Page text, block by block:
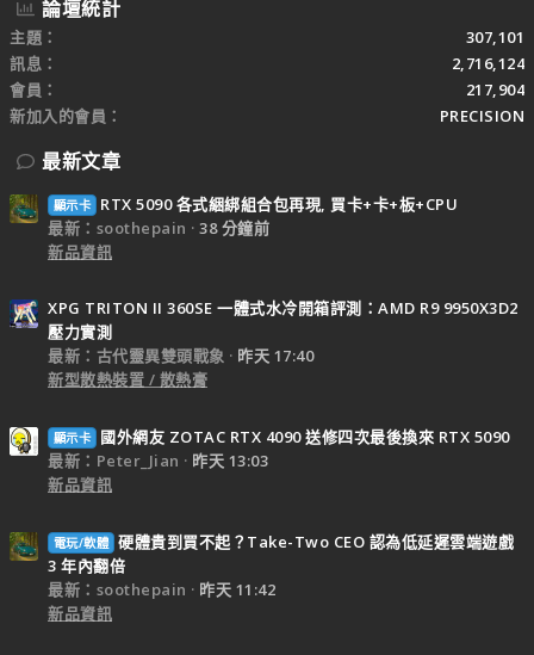
論壇統計
主題
307,101
訊息
2,716,124
會員
217,904
新加入的會員
PRECISION
最新文章
顯示卡
RTX 5090 各式綑綁組合包再現, 買卡+卡+板+CPU
最新：soothepain
38 分鐘前
新品資訊
XPG TRITON II 360SE 一體式水冷開箱評測：AMD R9 9950X3D2
壓力實測
最新：古代靈異雙頭戰象
昨天 17:40
新型散熱裝置 / 散熱膏
顯示卡
國外網友 ZOTAC RTX 4090 送修四次最後換來 RTX 5090
最新：Peter_Jian
昨天 13:03
新品資訊
電玩/軟體 硬體貴到買不起？Take-Two CEO 認為低延遲雲端遊戲
3 年內翻倍
最新：soothepain
昨天 11:42
新品資訊